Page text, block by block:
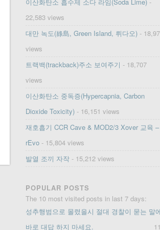
22,583 views
대만 녹도(綠島, Green Island, 뤼다오)-
views
트랙백(trackback)주소 보여주기 - 18,707
views
이산화탄소 중독증(Hypercapnia, Carbon
Dioxide Toxicity)- 16,151 views
재호흡기 CCR Cave & MOD2/3 Xover 교육 –
rEvo- 15,804 views
발열 조끼 자작- 15,212 views
POPULAR POSTS
The 10 most visited posts in last 7 days:
성추행범으로 몰렸을시 절대 경찰이 묻는 말
바로 대답 하지 마세요.